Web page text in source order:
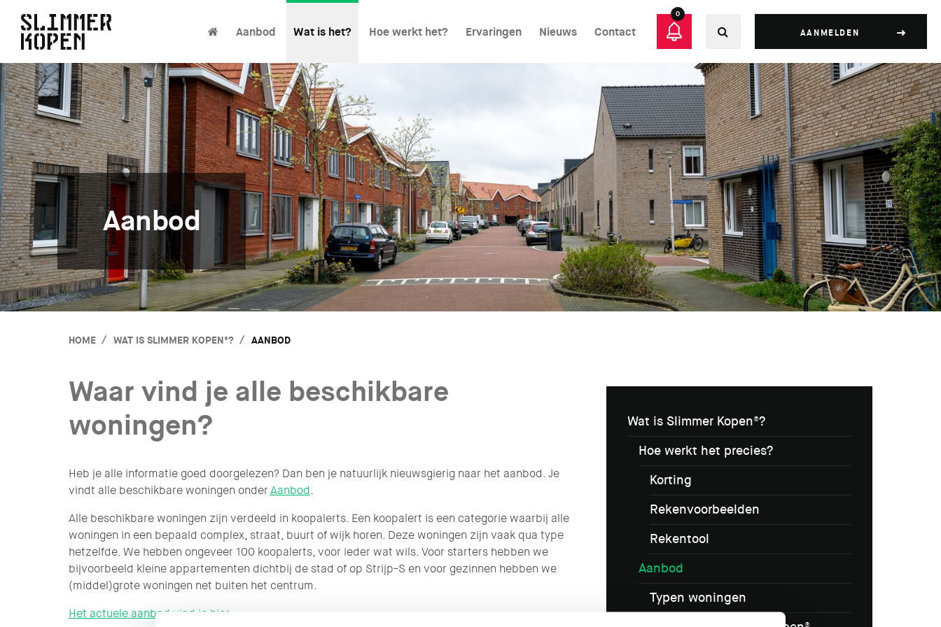
Aanbod Wat is het? Hoe werkt het? Ervaringen Nieuws Contact
0
AANMELDEN
Aanbod
HOME WAT IS SLIMMER KOPEN®? AANBOD
Waar vind je alle beschikbare
woningen?
Heb je alle informatie goed doorgelezen? Dan ben je natuurlijk nieuwsgierig naar het aanbod. Je
vindt alle beschikbare woningen onderAanbod.
Alle beschikbare woningen zijn verdeeld in koopalerts. Een koopalert is een categorie waarbij alle
woningen in een bepaald complex, straat, buurt of wijk horen. Deze woningen zijn vaak qua type
hetzelfde. We hebben ongeveer 100 koopalerts, voor ieder wat wils. Voor starters hebben we
bijvoorbeeld kleine appartementen dichtbij de stad of op Strijp-S en voor gezinnen hebben we
(middel)grote woningen net buiten het centrum.
Het actuele aanbod vind je hier.
Wat is Slimmer Kopen®?
Hoe werkt het precies?
Korting
Rekenvoorbeelden
Rekentool
Aanbod
Typen woningen